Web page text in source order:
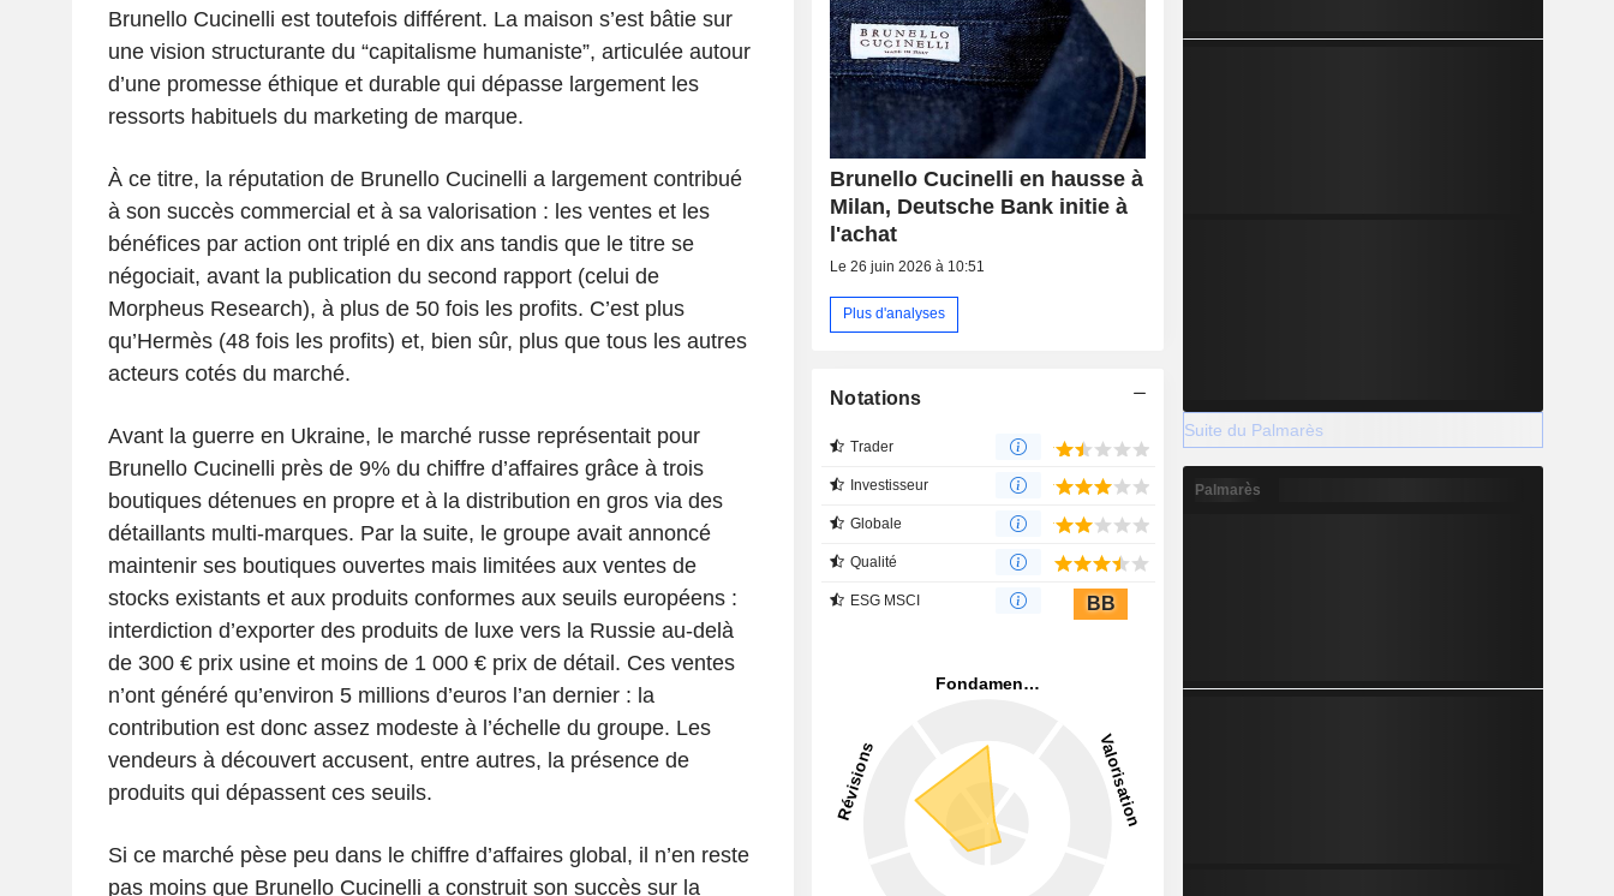
Brunello Cucinelli est toutefois différent. La maison s’est bâtie sur
une vision structurante du “capitalisme humaniste”, articulée autour
d’une promesse éthique et durable qui dépasse largement les
ressorts habituels du marketing de marque.
À ce titre, la réputation de Brunello Cucinelli a largement contribué
à son succès commercial et à sa valorisation : les ventes et les
bénéfices par action ont triplé en dix ans tandis que le titre se
négociait, avant la publication du second rapport (celui de
Morpheus Research), à plus de 50 fois les profits. C’est plus
qu’Hermès (48 fois les profits) et, bien sûr, plus que tous les autres
acteurs cotés du marché.
Avant la guerre en Ukraine, le marché russe représentait pour
Brunello Cucinelli près de 9% du chiffre d’affaires grâce à trois
boutiques détenues en propre et à la distribution en gros via des
détaillants multi-marques. Par la suite, le groupe avait annoncé
maintenir ses boutiques ouvertes mais limitées aux ventes de
stocks existants et aux produits conformes aux seuils européens :
interdiction d’exporter des produits de luxe vers la Russie au-delà
de 300 € prix usine et moins de 1 000 € prix de détail. Ces ventes
n’ont généré qu’environ 5 millions d’euros l’an dernier : la
contribution est donc assez modeste à l’échelle du groupe. Les
vendeurs à découvert accusent, entre autres, la présence de
produits qui dépassent ces seuils.
Si ce marché pèse peu dans le chiffre d’affaires global, il n’en reste
pas moins que Brunello Cucinelli a construit son succès sur la
Brunello Cucinelli en hausse à
Milan, Deutsche Bank initie à
l'achat
Le 26 juin 2026 à 10:51
Plus d'analyses
Notations
Trader
Investisseur
Globale
Qualité
ESG MSCI BB
Suite du Palmarès
Palmarès